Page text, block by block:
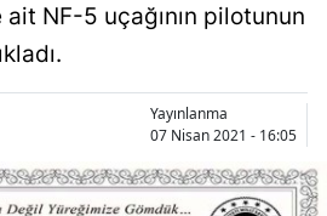
NF-5 uçağının pilotunun
Yayınlanma
07 Nisan 2021 - 16:05